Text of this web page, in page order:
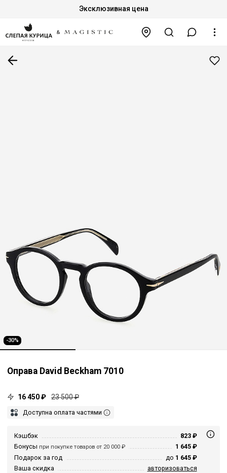
Эксклюзивная цена
-30%
Оправа David Beckham 7010
16 450 ₽ 23 500 ₽
Доступна оплата частями
Кэшбэк
823 ₽
Бонусы при покупке товаров от 20 000 ₽
1 645 ₽
Подарок за год
до 1 645 ₽
Ваша скидка
авторизоваться